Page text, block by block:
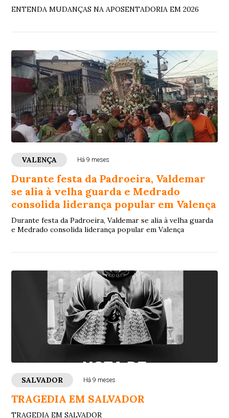
ENTENDA MUDANÇAS NA APOSENTADORIA EM 2026
VALENÇA Há 9 meses
Durante festa da Padroeira, Valdemar
se alia à velha guarda e Medrado
consolida liderança popular em Valença
Durante festa da Padroeira, Valdemar se alia à velha guarda
e Medrado consolida liderança popular em Valença
SALVADOR Há 9 meses
TRAGEDIA EM SALVADOR
TRAGEDIA EM SALVADOR